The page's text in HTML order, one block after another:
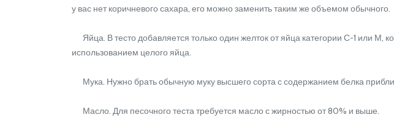
у вас нет коричневого сахара, его можно заменить таким же объемом обычного.
Яйца. В тесто добавляется только один желток от яйца категории С-1 или М,
использованием целого яйца.
Мука. Нужно брать обычную муку высшего сорта с содержанием белка
Масло. Для песочного теста требуется масло с жирностью от 80% и выше.